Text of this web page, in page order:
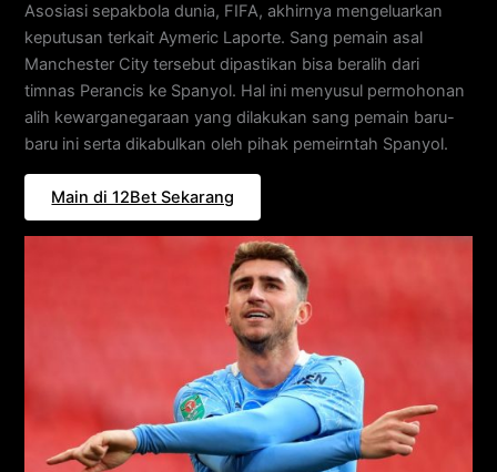
Asosiasi sepakbola dunia, FIFA, akhirnya mengeluarkan
keputusan terkait Aymeric Laporte. Sang pemain asal
Manchester City tersebut dipastikan bisa beralih dari
timnas Perancis ke Spanyol. Hal ini menyusul permohonan
alih kewarganegaraan yang dilakukan sang pemain baru-
baru ini serta dikabulkan oleh pihak pemeirntah Spanyol.
Main di 12Bet Sekarang